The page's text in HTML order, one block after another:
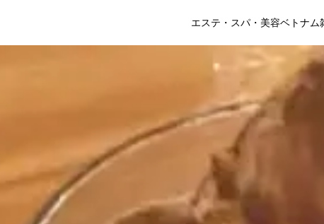
エステ・スパ・美容ベトナム